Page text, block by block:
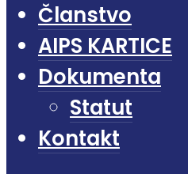
Članstvo
AIPS KARTICE
Dokumenta
Statut
Kontakt